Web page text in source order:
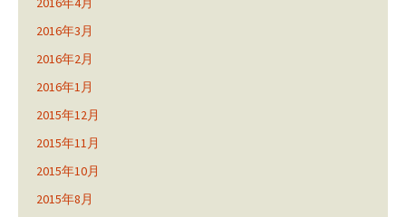
2016年3月
2016年2月
2016年1月
2015年12月
2015年11月
2015年10月
2015年8月